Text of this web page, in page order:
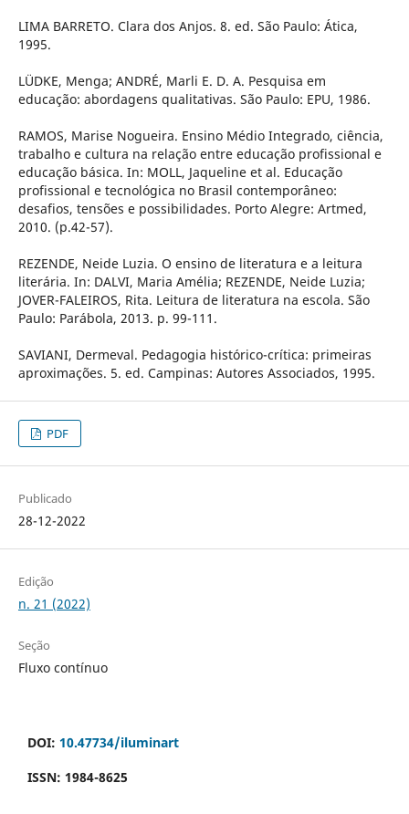
LIMA BARRETO. Clara dos Anjos. 8. ed. São Paulo: Ática,
1995.
LÜDKE, Menga; ANDRÉ, Marli E. D. A. Pesquisa em
educação: abordagens qualitativas. São Paulo: EPU, 1986.
RAMOS, Marise Nogueira. Ensino Médio Integrado, ciência,
trabalho e cultura na relação entre educação profissional e
educação básica. In: MOLL, Jaqueline et al. Educação
profissional e tecnológica no Brasil contemporâneo:
desafios, tensões e possibilidades. Porto Alegre: Artmed,
2010. (p.42-57).
REZENDE, Neide Luzia. O ensino de literatura e a leitura
literária. In: DALVI, Maria Amélia; REZENDE, Neide Luzia;
JOVER-FALEIROS, Rita. Leitura de literatura na escola. São
Paulo: Parábola, 2013. p. 99-111.
SAVIANI, Dermeval. Pedagogia histórico-crítica: primeiras
aproximações. 5. ed. Campinas: Autores Associados, 1995.
PDF
Publicado
28-12-2022
Edição
n. 21 (2022)
Seção
Fluxo contínuo
DOI: 10.47734/iluminart
ISSN: 1984-8625